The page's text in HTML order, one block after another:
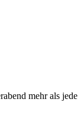
mehr als jede